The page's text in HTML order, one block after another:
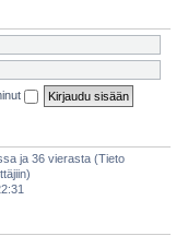
ja 36 vierasta (Tieto